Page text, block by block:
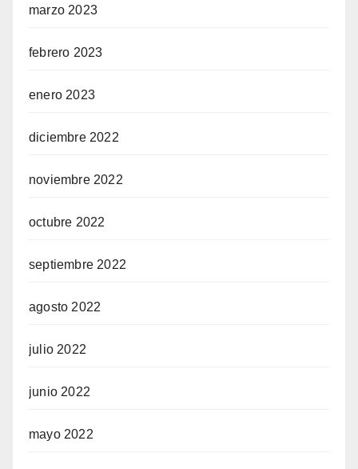
marzo 2023
febrero 2023
enero 2023
diciembre 2022
noviembre 2022
octubre 2022
septiembre 2022
agosto 2022
julio 2022
junio 2022
mayo 2022